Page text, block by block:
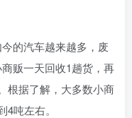
的汽车越来越多，废
贩一天回收1趟货，再
根据了解，大多数小商
吨左右。